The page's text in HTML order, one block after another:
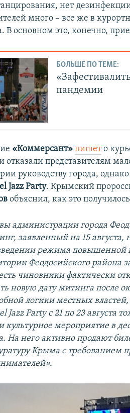
нет
много – все же в
В основном это, конечно,
БОЛЬШЕ ПО ТЕМЕ:
пандемии
«Коммерсант»пишето
отказали представителям
руководству города,
Jazz Party. Крымский
объяснил, как это
администрации города
заявленный на 15 августа,
режима повышенной
Феодосийского района
чиновники фактически
новую дату митинга после
логики местных
Jazz Party с 21 по 23 августа
культурное мероприятие в
На него активно продают
Крыма с требованием